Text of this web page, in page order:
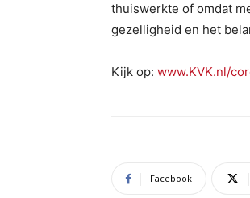
thuiswerkte of omdat
gezelligheid en het
Kijk op: www.KVK.nl/
Facebook